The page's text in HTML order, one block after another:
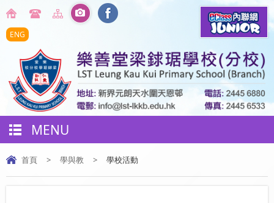
ENG
MENU
首頁 > 學與教 > 學校活動